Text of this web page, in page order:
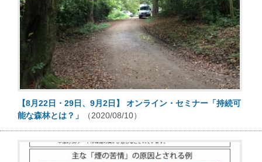
【8月22日・29日、9月2日】 オンライン・セミナー「持続可
能な森林とは？」
（2020/08/10）